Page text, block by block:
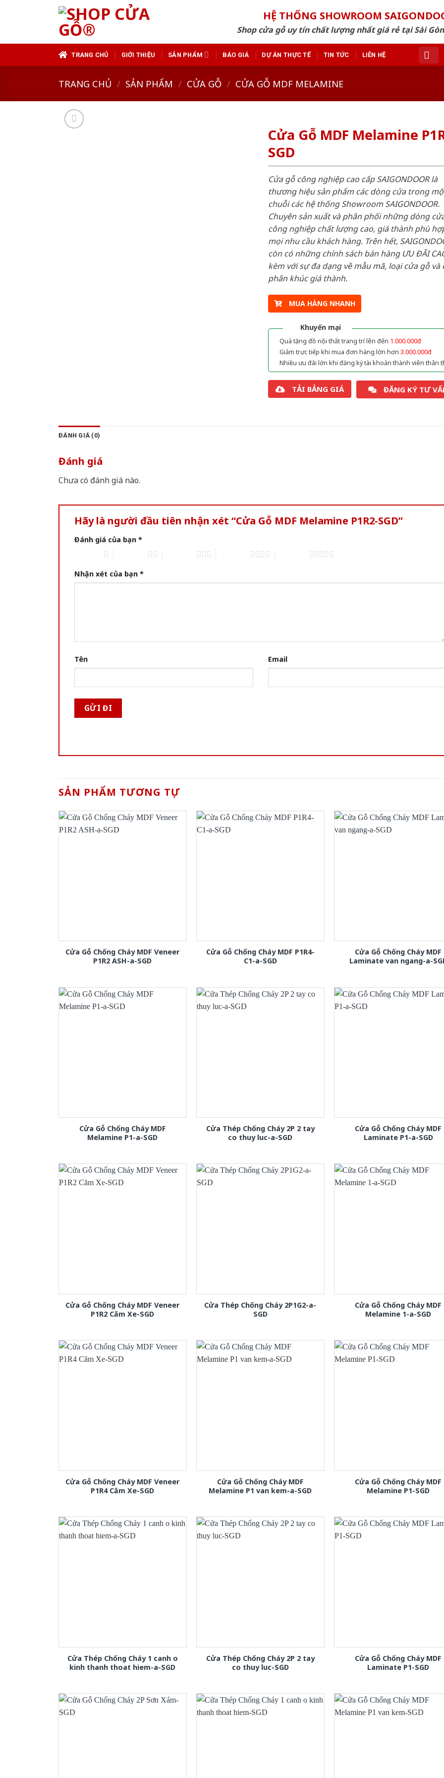
HỆ THỐNG SHOWROOM
Shop cửa gỗ uy tín chất lượng nhất giá rẻ tại Sài
TRANG CHỦ GIỚI THIỆU SẢN PHẨM BÁO GIÁ DỰ ÁN THỰC TẾ TIN TỨC LIÊN HỆ
TRANG CHỦ / SẢN PHẨM / CỬA GỖ / CỬA GỖ MDF MELAMINE
Cửa Gỗ MDF Melamine
SGD
Cửa gỗ công nghiệp cao cấp SAIGONDOOR là
thương hiệu sản phẩm các dòng cửa trong
chuỗi các hệ thống Showroom SAIGONDOOR.
Chuyên sản xuất và phân phối những dòng
công nghiệp chất lượng cao, giá thành phù
mọi nhu cầu khách hàng. Trên hết,
còn có những chính sách bán hàng ƯU ĐÃI
kèm với sự đa dạng về mẫu mã, loại cửa gỗ và
phân khúc giá thành.
MUA HÀNG NHANH
Khuyến mại
Quà tặng đồ nội thất trang trí lên đến 1.000.000đ
Giảm trực tiếp khi mua đơn hàng lớn hơn 3.000.000đ
Nhiều ưu đãi lớn khi đăng ký tài khoản thành viên thân
TẢI BẢNG GIÁ ĐĂNG KÝ TƯ
ĐÁNH GIÁ (0)
Đánh giá
Chưa có đánh giá nào.
Hãy là người đầu tiên nhận xét “Cửa Gỗ MDF Melamine P1R2-SGD”
Đánh giá của bạn *
Nhận xét của bạn *
Tên Email
SẢN PHẨM TƯƠNG TỰ
Cửa Gỗ Chống Cháy MDF Veneer
P1R2 ASH-a-SGD
Cửa Gỗ Chống Cháy MDF P1R4-
C1-a-SGD
Cửa Gỗ Chống Cháy MDF
Laminate van ngang-a-
Cửa Gỗ Chống Cháy MDF
Melamine P1-a-SGD
Cửa Thép Chống Cháy 2P 2 tay
co thuy luc-a-SGD
Cửa Gỗ Chống Cháy MDF
Laminate P1-a-SGD
Cửa Gỗ Chống Cháy MDF Veneer
P1R2 Căm Xe-SGD
Cửa Thép Chống Cháy 2P1G2-a-
SGD
Cửa Gỗ Chống Cháy MDF
Melamine 1-a-SGD
Cửa Gỗ Chống Cháy MDF Veneer
P1R4 Căm Xe-SGD
Cửa Gỗ Chống Cháy MDF
Melamine P1 van kem-a-SGD
Cửa Gỗ Chống Cháy MDF
Melamine P1-SGD
Cửa Thép Chống Cháy 1 canh o
kinh thanh thoat hiem-a-SGD
Cửa Thép Chống Cháy 2P 2 tay
co thuy luc-SGD
Cửa Gỗ Chống Cháy MDF
Laminate P1-SGD